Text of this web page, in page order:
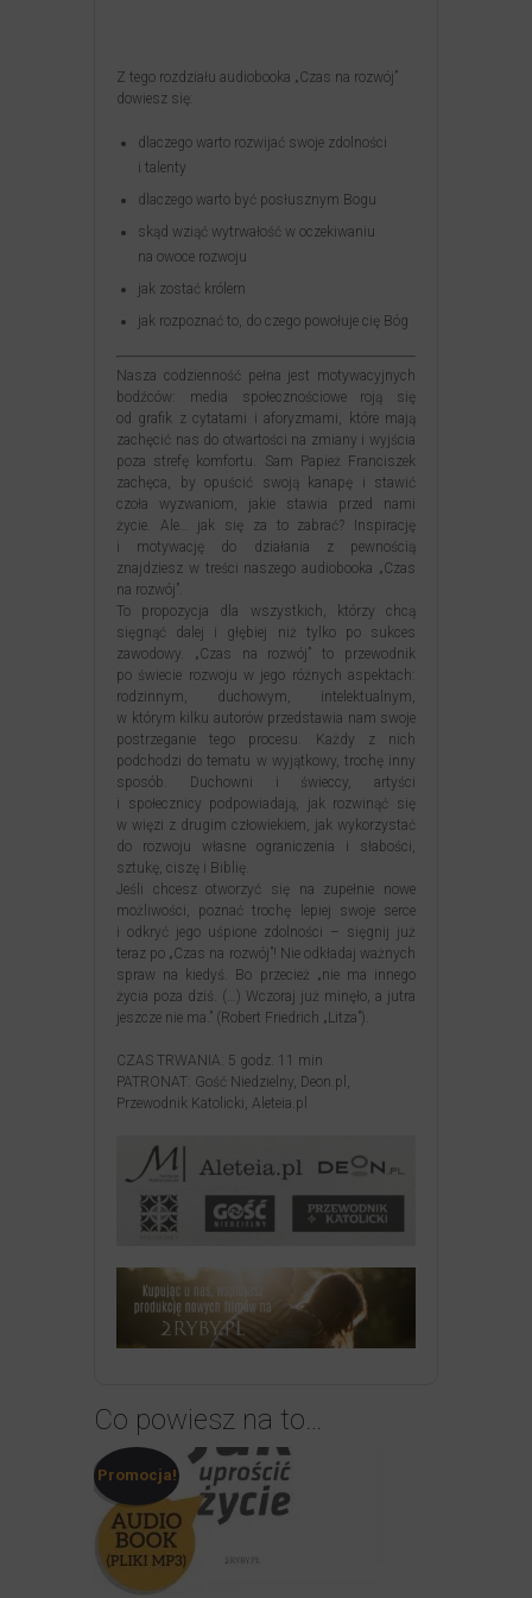
Z tego rozdziału audiobooka „Czas na rozwój”
dowiesz się:
dlaczego warto rozwijać swoje zdolności
i talenty
dlaczego warto być posłusznym Bogu
skąd wziąć wytrwałość w oczekiwaniu
na owoce rozwoju
jak zostać królem
jak rozpoznać to, do czego powołuje cię Bóg
Nasza codzienność pełna jest motywacyjnych
bodźców: media społecznościowe roją się
od grafik z cytatami i aforyzmami, które mają
zachęcić nas do otwartości na zmiany i wyjścia
poza strefę komfortu. Sam Papież Franciszek
zachęca, by opuścić swoją kanapę i stawić
czoła wyzwaniom, jakie stawia przed nami
życie. Ale… jak się za to zabrać? Inspirację
i motywację do działania z pewnością
znajdziesz w treści naszego audiobooka „Czas
na rozwój”.
To propozycja dla wszystkich, którzy chcą
sięgnąć dalej i głębiej niż tylko po sukces
zawodowy. „Czas na rozwój” to przewodnik
po świecie rozwoju w jego różnych aspektach:
rodzinnym, duchowym, intelektualnym,
w którym kilku autorów przedstawia nam swoje
postrzeganie tego procesu. Każdy z nich
podchodzi do tematu w wyjątkowy, trochę inny
sposób. Duchowni i świeccy, artyści
i społecznicy podpowiadają, jak rozwinąć się
w więzi z drugim człowiekiem, jak wykorzystać
do rozwoju własne ograniczenia i słabości,
sztukę, ciszę i Biblię.
Jeśli chcesz otworzyć się na zupełnie nowe
możliwości, poznać trochę lepiej swoje serce
i odkryć jego uśpione zdolności – sięgnij już
teraz po „Czas na rozwój”! Nie odkładaj ważnych
spraw na kiedyś. Bo przecież „nie ma innego
życia poza dziś. (…) Wczoraj już minęło, a jutra
jeszcze nie ma.” (Robert Friedrich „Litza”).
CZAS TRWANIA: 5 godz. 11 min
PATRONAT: Gość Niedzielny, Deon.pl,
Przewodnik Katolicki, Aleteia.pl
Co powiesz na to…
Promocja!